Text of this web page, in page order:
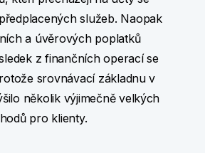
služeb. Naopak
a úvěrových poplatků
z finančních operací se
srovnávací základnu v
několik výjimečně velkých
pro klienty.